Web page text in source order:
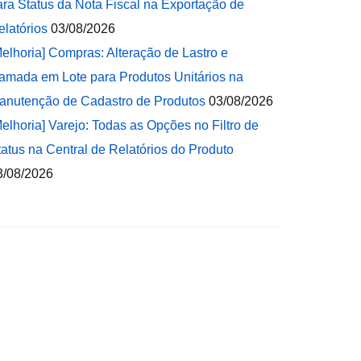
Status da Nota Fiscal na Exportação de
03/08/2026
Compras: Alteração de Lastro e
em Lote para Produtos Unitários na
de Cadastro de Produtos 03/08/2026
Varejo: Todas as Opções no Filtro de
na Central de Relatórios do Produto
08/2026